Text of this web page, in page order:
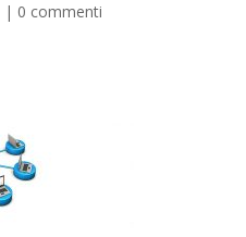
| 0 commenti